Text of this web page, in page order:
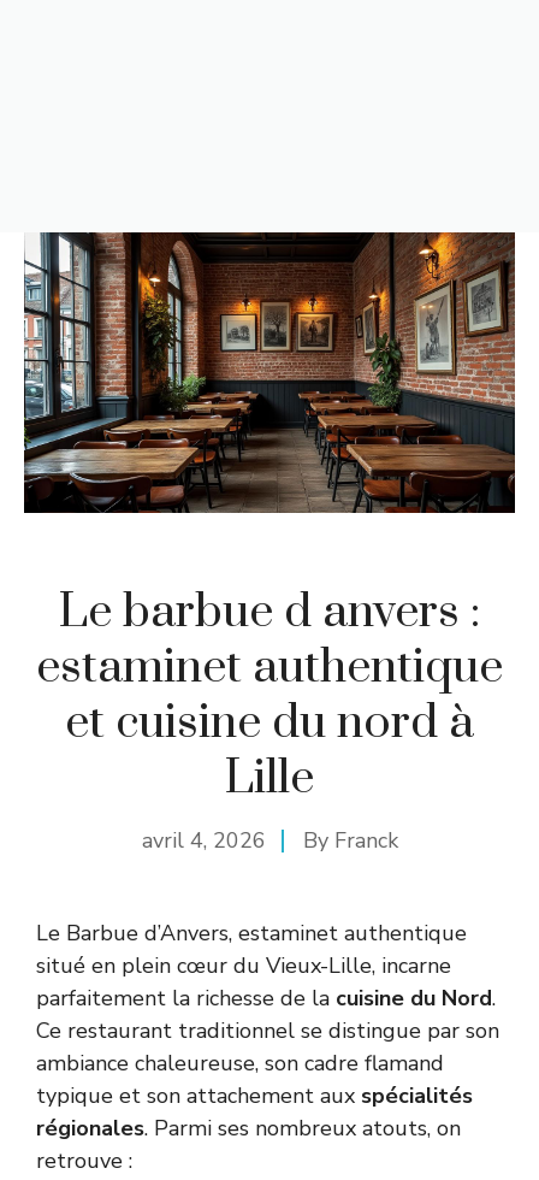
Le barbue d anvers :
estaminet authentique
et cuisine du nord à
Lille
avril 4, 2026 By Franck
Le Barbue d’Anvers, estaminet authentique
situé en plein cœur du Vieux-Lille, incarne
parfaitement la richesse de la cuisine du Nord.
Ce restaurant traditionnel se distingue par son
ambiance chaleureuse, son cadre flamand
typique et son attachement aux spécialités
régionales. Parmi ses nombreux atouts, on
retrouve :